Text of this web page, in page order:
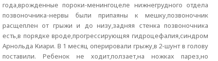
года,врожденные пороки-менингоцеле нижнегрудного отдела
позвоночника-нервы были припаяны к мешку,позвоночник
расщеплен от грыжи и до низу,задняя стенка позвоночника
есть,в порядке вроде,прогрессирующяя гидроцефалия,синдром
Арнольда Киари. В 1 месяц оперировали грыжу,в 2-шунт в голову
поставили. Ребенок не ходит,ползает,на ножках парез,но